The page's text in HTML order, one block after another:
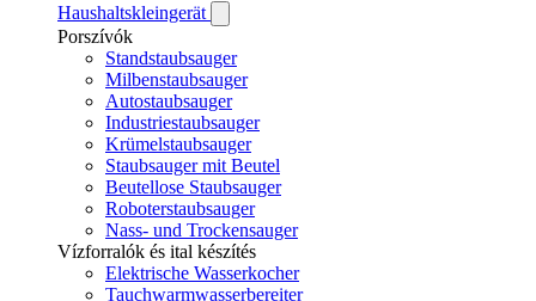
Haushaltskleingerät
Porszívók
Standstaubsauger
Milbenstaubsauger
Autostaubsauger
Industriestaubsauger
Krümelstaubsauger
Staubsauger mit Beutel
Beutellose Staubsauger
Roboterstaubsauger
Nass- und Trockensauger
Vízforralók és ital készítés
Elektrische Wasserkocher
Tauchwarmwasserbereiter